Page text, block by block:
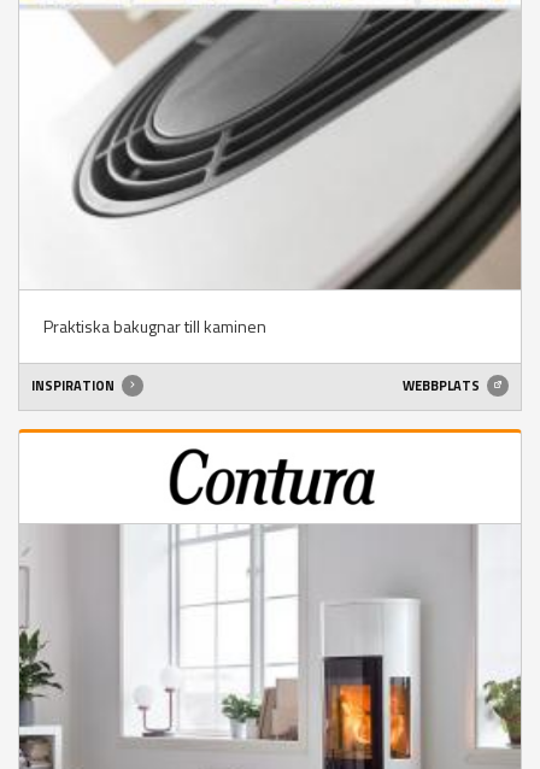
Praktiska bakugnar till kaminen
INSPIRATION WEBBPLATS